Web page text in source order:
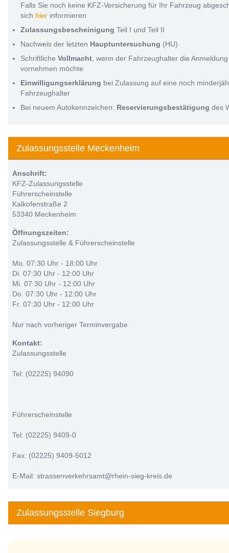
Falls Sie noch keine KFZ-Versicherung für Ihr Fahrzeug
sich hier informieren
Zulassungsbescheinigung Teil I und Teil II
Nachweis der letzten Hauptuntersuchung (HU)
Schriftliche Vollmacht , wenn der Fahrzeughalter die
vornehmen möchte
Einwilligungserklärung bei Zulassung auf eine noch
Fahrzeughalter
Bei neuem Autokennzeichen: Reservierungsbestätigung des
Zulassungsstelle Meckenheim
Anschrift:
KFZ-Zulassungsstelle
Führerscheinstelle
Kalkofenstraße 2
53340 Meckenheim
Öffnungszeiten:
Zulassungsstelle & Führerscheinstelle
Mo. 07:30 Uhr - 18:00 Uhr
Di. 07:30 Uhr - 12:00 Uhr
Mi. 07:30 Uhr - 12:00 Uhr
Do. 07:30 Uhr - 12:00 Uhr
Fr. 07:30 Uhr - 12:00 Uhr
Nur nach vorheriger Terminvergabe
Kontakt:
Zulassungsstelle
Tel: (02225) 94090
Führerscheinstelle
Tel: (02225) 9409-0
Fax: (02225) 9409-5012
E-Mail: strassenverkehrsamt@rhein-sieg-kreis.de
Zulassungsstelle Siegburg